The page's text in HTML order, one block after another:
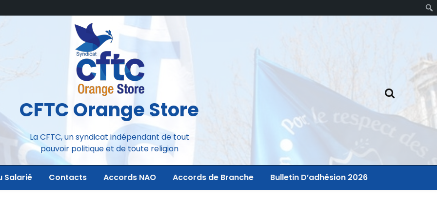
CFTC Orange Store
La CFTC, un syndicat indépendant de tout
pouvoir politique et de toute religion
Salarié Contacts Accords NAO Accords de Branche Bulletin D’adhésion 2026